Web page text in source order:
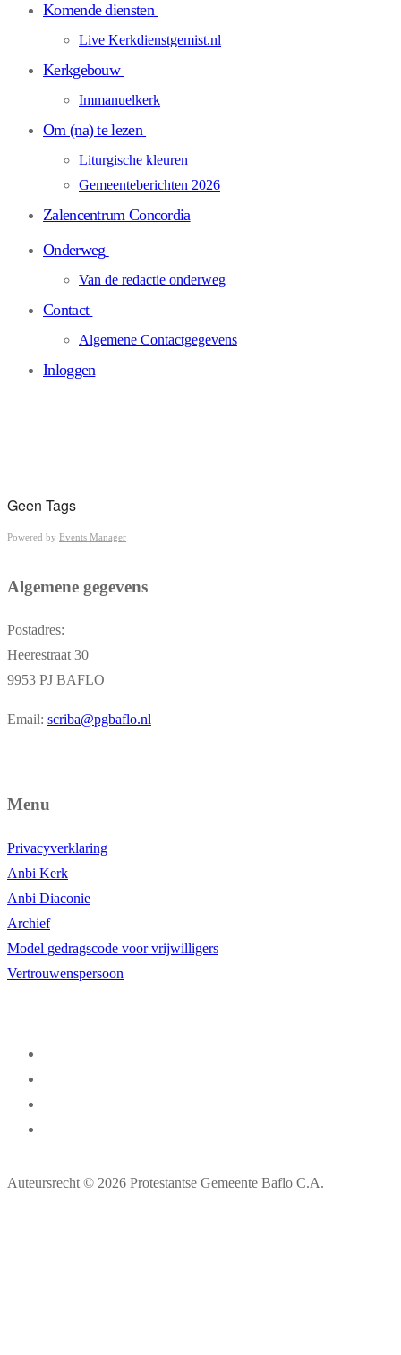
Komende diensten
Live Kerkdienstgemist.nl
Kerkgebouw
Immanuelkerk
Om (na) te lezen
Liturgische kleuren
Gemeenteberichten 2026
Zalencentrum Concordia
Onderweg
Van de redactie onderweg
Contact
Algemene Contactgegevens
Inloggen
Geen Tags
Powered by Events Manager
Algemene gegevens
Postadres:
Heerestraat 30
9953 PJ BAFLO
Email: scriba@pgbaflo.nl
Menu
Privacyverklaring
Anbi Kerk
Anbi Diaconie
Archief
Model gedragscode voor vrijwilligers
Vertrouwenspersoon
Auteursrecht © 2026 Protestantse Gemeente Baflo C.A.